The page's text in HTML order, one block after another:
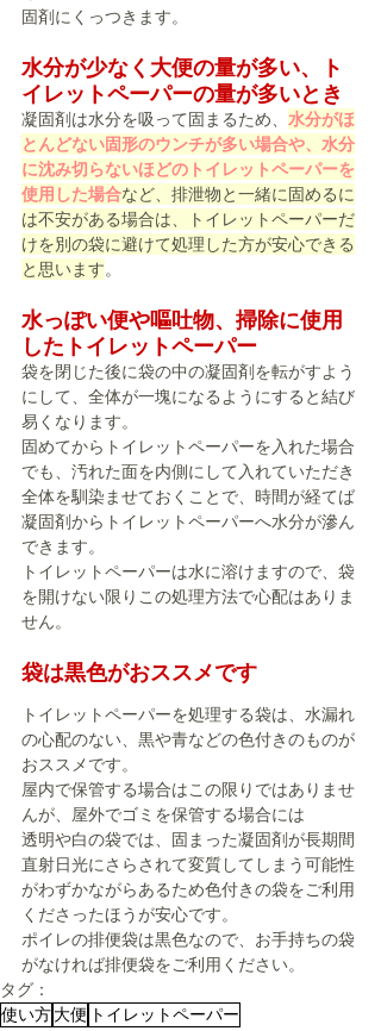
固剤にくっつきます。
水分が少なく大便の量が多い、ト
イレットペーパーの量が多いとき
凝固剤は水分を吸って固まるため、 水分がほ
とんどない固形のウンチが多い場合や、水分
に沈み切らないほどのトイレットペーパーを
使用した場合など、排泄物と一緒に固めるに
は不安がある場合は、トイレットペーパーだ
けを別の袋に避けて処理した方が安心できる
と思います。
水っぽい便や嘔吐物、掃除に使用
したトイレットペーパー
袋を閉じた後に袋の中の凝固剤を転がすよう
にして、全体が一塊になるようにすると結び
易くなります。
固めてからトイレットペーパーを入れた場合
でも、汚れた面を内側にして入れていただき
全体を馴染ませておくことで、時間が経てば
凝固剤からトイレットペーパーへ水分が滲ん
できます。
トイレットペーパーは水に溶けますので、袋
を開けない限りこの処理方法で心配はありま
せん。
袋は黒色がおススメです
トイレットペーパーを処理する袋は、水漏れ
の心配のない、黒や青などの色付きのものが
おススメです。
屋内で保管する場合はこの限りではありませ
んが、屋外でゴミを保管する場合には
透明や白の袋では、固まった凝固剤が長期間
直射日光にさらされて変質してしまう可能性
がわずかながらあるため色付きの袋をご利用
くださったほうが安心です。
ポイレの排便袋は黒色なので、お手持ちの袋
がなければ排便袋をご利用ください。
タグ：
使い方大便 トイレットペーパー